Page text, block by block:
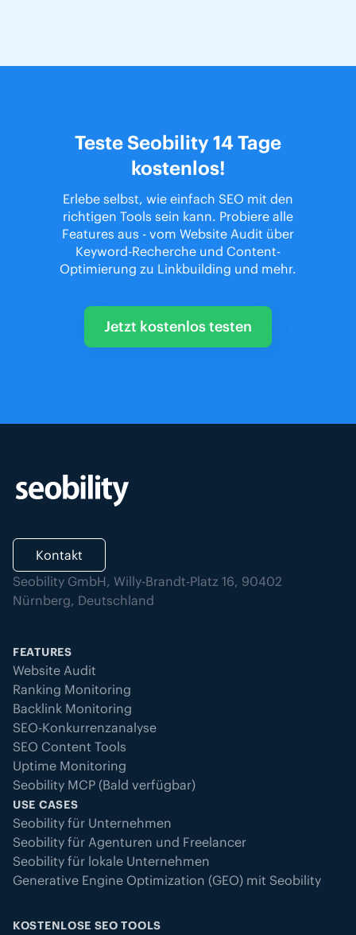
Teste Seobility 14 Tage
kostenlos!
Erlebe selbst, wie einfach SEO mit den
richtigen Tools sein kann. Probiere alle
Features aus - vom Website Audit über
Keyword-Recherche und Content-
Optimierung zu Linkbuilding und mehr.
Jetzt kostenlos testen
Kontakt
Seobility GmbH, Willy-Brandt-Platz 16, 90402
Nürnberg, Deutschland
FEATURES
Website Audit
Ranking Monitoring
Backlink Monitoring
SEO-Konkurrenzanalyse
SEO Content Tools
Uptime Monitoring
Seobility MCP (Bald verfügbar)
USE CASES
Seobility für Unternehmen
Seobility für Agenturen und Freelancer
Seobility für lokale Unternehmen
Generative Engine Optimization (GEO) mit Seobility
KOSTENLOSE SEO TOOLS